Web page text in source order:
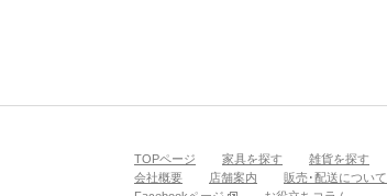
TOPページ 家具を探す 雑貨を探す
会社概要
店舗案内 販売･配送について